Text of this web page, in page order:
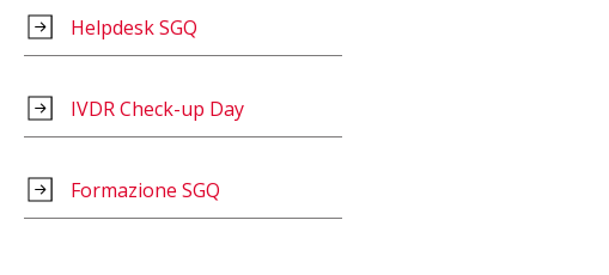
Helpdesk SGQ
IVDR Check-up Day
Formazione SGQ